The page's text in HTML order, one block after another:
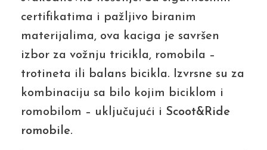
certifikatima i pažljivo biranim
materijalima, ova kaciga je savršen
izbor za vožnju tricikla, romobila –
trotineta ili balans bicikla. Izvrsne su za
kombinaciju sa bilo kojim biciklom i
romobilom – uključujući i Scoot&Ride
romobile.